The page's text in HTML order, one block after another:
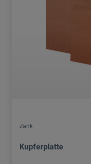
Zank
Kupferplatte